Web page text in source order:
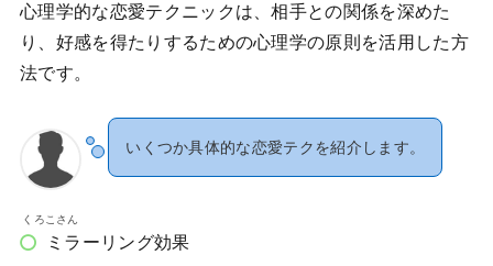
心理学的な恋愛テクニックは、相手との関係を深めた
り、好感を得たりするための心理学の原則を活用した方
法です。
くろこさん
いくつか具体的な恋愛テクを紹介します。
ミラーリング効果